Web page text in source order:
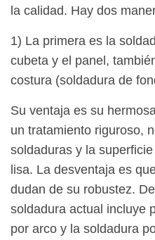
la calidad. Hay dos
1) La primera es la
cubeta y el panel,
costura (soldadura de
Su ventaja es su
un tratamiento riguroso,
soldaduras y la
lisa. La desventaja es
dudan de su robustez.
soldadura actual incluye
por arco y la soldadura